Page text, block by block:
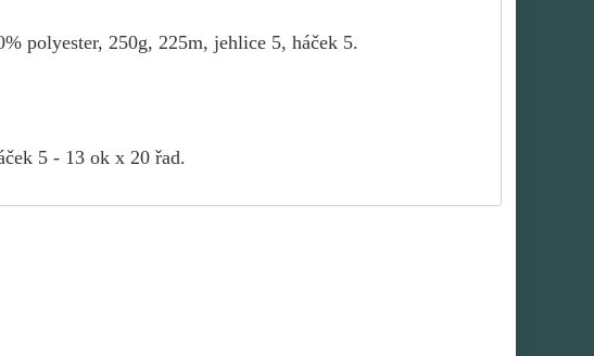
polyester, 250g, 225m, jehlice 5, háček 5.
5 - 13 ok x 20 řad.